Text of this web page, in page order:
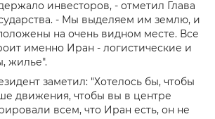
инвесторов, - отметил Глава
- Мы выделяем им землю, и
на очень видном месте. Все
именно Иран - логистические и
жилье".
заметил: "Хотелось бы, чтобы
движения, чтобы вы в центре
всем, что Иран есть, он не